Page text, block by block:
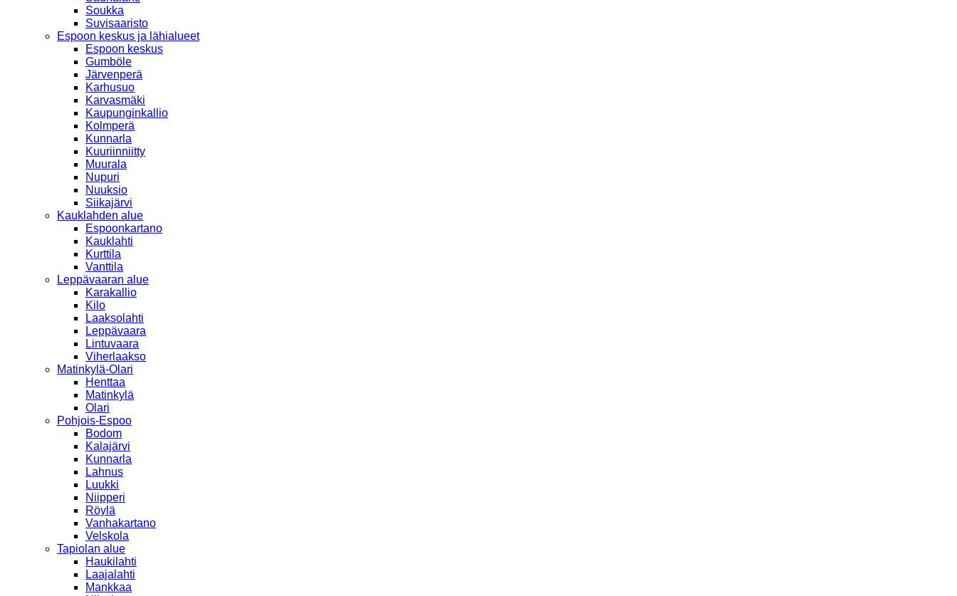
Soukka
Suvisaaristo
Espoon keskus ja lähialueet
Espoon keskus
Gumböle
Järvenperä
Karhusuo
Karvasmäki
Kaupunginkallio
Kolmperä
Kunnarla
Kuuriinniitty
Muurala
Nupuri
Nuuksio
Siikajärvi
Kauklahden alue
Espoonkartano
Kauklahti
Kurttila
Vanttila
Leppävaaran alue
Karakallio
Kilo
Laaksolahti
Leppävaara
Lintuvaara
Viherlaakso
Matinkylä-Olari
Henttaa
Matinkylä
Olari
Pohjois-Espoo
Bodom
Kalajärvi
Kunnarla
Lahnus
Luukki
Niipperi
Röylä
Vanhakartano
Velskola
Tapiolan alue
Haukilahti
Laajalahti
Mankkaa